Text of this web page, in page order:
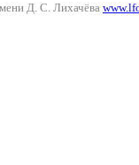
Д. С. Лихачёва